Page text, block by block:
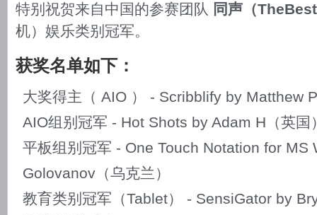
特别祝贺来自中国的参赛团队 同声（
机）娱乐类别冠军。
获奖名单如下：
大奖得主（ AIO ） - Scribblify by Matthew
AIO组别冠军 - Hot Shots by Adam H（英国
平板组别冠军 - One Touch Notation for MS
Golovanov（乌克兰）
教育类别冠军（Tablet） - SensiGator by